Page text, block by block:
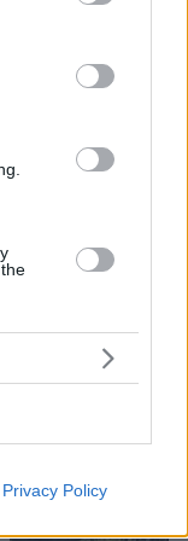
party tags to
in below Google
Privacy Policy